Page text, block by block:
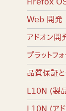
Web 開発
アドオン開
プラットフ
品質保証と
L10N (製
L10N (ア